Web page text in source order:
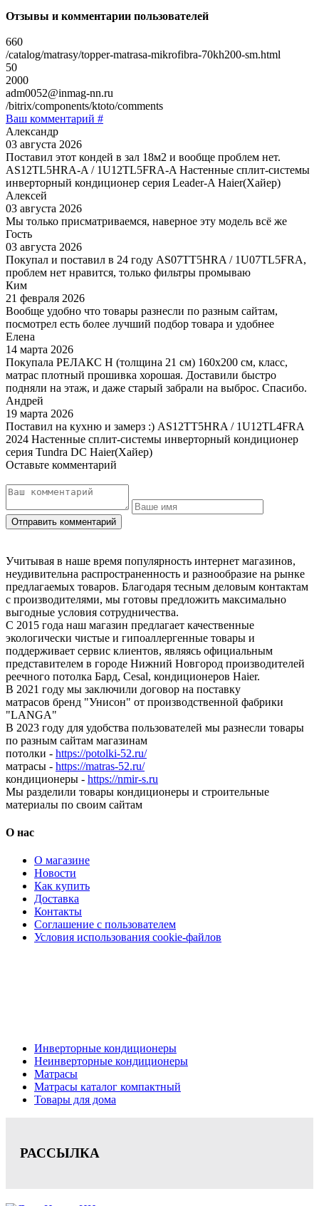
Отзывы и комментарии пользователей
660
/catalog/matrasy/topper-matrasa-mikrofibra-70kh200-sm.html
50
2000
adm0052@inmag-nn.ru
/bitrix/components/ktoto/comments
Ваш комментарий #
Александр
03 августа 2026
Поставил этот кондей в зал 18м2 и вообще проблем нет.
AS12TL5HRA-A / 1U12TL5FRA-A Настенные сплит-системы
инверторный кондиционер серия Leader-A Haier(Хайер)
Алексей
03 августа 2026
Мы только присматриваемся, наверное эту модель всё же
Гость
03 августа 2026
Покупал и поставил в 24 году AS07TT5HRA / 1U07TL5FRA,
проблем нет нравится, только фильтры промываю
Ким
21 февраля 2026
Вообще удобно что товары разнесли по разным сайтам,
посмотрел есть более лучший подбор товара и удобнее
Елена
14 марта 2026
Покупала РЕЛАКС Н (толщина 21 см) 160х200 см, класс,
матрас плотный прошивка хорошая. Доставили быстро
подняли на этаж, и даже старый забрали на выброс. Спасибо.
Андрей
19 марта 2026
Поставил на кухню и замерз :) AS12TT5HRA / 1U12TL4FRA
2024 Настенные сплит-системы инверторный кондиционер
серия Tundra DC Haier(Хайер)
Оставьте комментарий
Учитывая в наше время популярность интернет магазинов,
неудивительна распространенность и разнообразие на рынке
предлагаемых товаров. Благодаря тесным деловым контактам
с производителями, мы готовы предложить максимально
выгодные условия сотрудничества.
С 2015 года наш магазин предлагает качественные
экологически чистые и гипоаллергенные товары и
поддерживает сервис клиентов, являясь официальным
представителем в городе Нижний Новгород производителей
реечного потолка Бард, Cesal, кондиционеров Haier.
В 2021 году мы заключили договор на поставку
матрасов бренд "Унисон" от производственной фабрики
"LANGA"
В 2023 году для удобства пользователей мы разнесли товары
по разным сайтам магазинам
потолки - https://potolki-52.ru/
матрасы - https://matras-52.ru/
кондиционеры - https://nmir-s.ru
Мы разделили товары кондиционеры и строительные
материалы по своим сайтам
О нас
О магазине
Новости
Как купить
Доставка
Контакты
Соглашение с пользователем
Условия использования cookie-файлов
Инверторные кондиционеры
Неинверторные кондиционеры
Матрасы
Матрасы каталог компактный
Товары для дома
РАССЫЛКА